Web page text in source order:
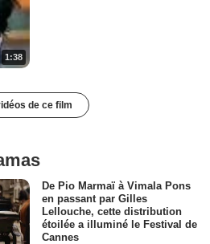
1:38
de ce film
De Pio Marmaï à Vimala Pons
en passant par Gilles
Lellouche, cette distribution
étoilée a illuminé le Festival de
Cannes